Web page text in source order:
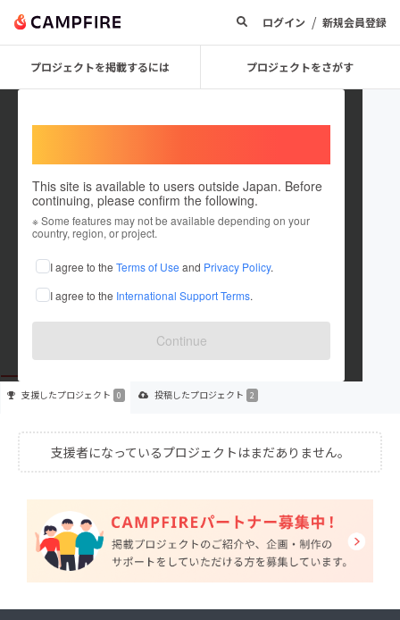
ログイン / 新規会員登録
プロジェクトを掲載するには プロジェクトをさがす
This site is available to users outside Japan. Before
continuing, please confirm the following.
※ Some features may not be available depending on your
country, region, or project.
I agree to the Terms of Use and Privacy Policy.
I agree to the International Support Terms.
Continue
koji01101122
これまでに2件のプロジェクトを投稿しています
在住国：未設定
出身国：未設定
支援したプロジェクト 0 投稿したプロジェクト 2
支援者になっているプロジェクトはまだありません。